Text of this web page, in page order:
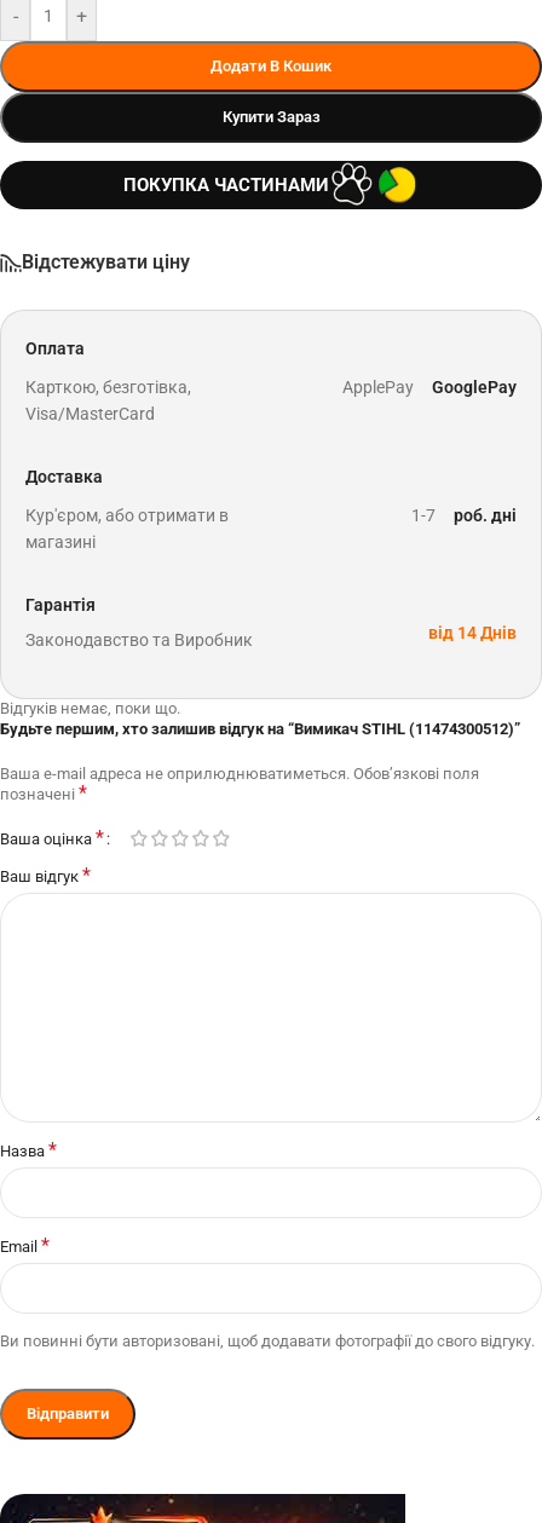
- +
Додати В Кошик
Купити Зараз
ПОКУПКА ЧАСТИНАМИ
Відстежувати ціну
Оплата
Карткою, безготівка,
Visa/MasterCard
ApplePay GooglePay
Доставка
Кур'єром, або отримати в
магазині
1-7 роб. дні
Гарантія
Законодавство та Виробник
від 14 Днів
Відгуків немає, поки що.
Будьте першим, хто залишив відгук на “Вимикач STIHL (11474300512)”
Ваша e-mail адреса не оприлюднюватиметься. Обов’язкові поля
позначені *
Ваша оцінка *
Ваш відгук *
Назва *
Email *
Ви повинні бути авторизовані, щоб додавати фотографії до свого відгуку.